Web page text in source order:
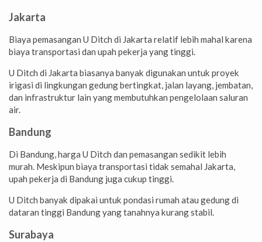
Jakarta
Biaya pemasangan U Ditch di Jakarta relatif lebih mahal karena
biaya transportasi dan upah pekerja yang tinggi.
U Ditch di Jakarta biasanya banyak digunakan untuk proyek
irigasi di lingkungan gedung bertingkat, jalan layang, jembatan,
dan infrastruktur lain yang membutuhkan pengelolaan saluran
air.
Bandung
Di Bandung, harga U Ditch dan pemasangan sedikit lebih
murah. Meskipun biaya transportasi tidak semahal Jakarta,
upah pekerja di Bandung juga cukup tinggi.
U Ditch banyak dipakai untuk pondasi rumah atau gedung di
dataran tinggi Bandung yang tanahnya kurang stabil.
Surabaya